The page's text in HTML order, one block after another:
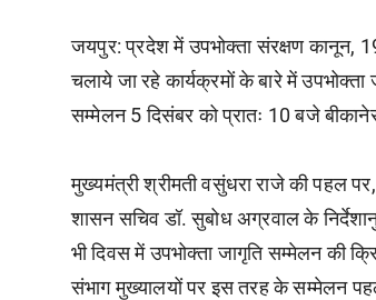
जयपुर:प्रदेश में उपभोक्ता संरक्षण कानून,
चलाये जा रहे कार्यक्रमों के बारे में
सम्मेलन 5 दिसंबर को प्रातः 10 बजे
मुख्यमंत्री श्रीमती वसुंधरा राजे की पहल पर,
शासन सचिव डॉ. सुबोध अग्रवाल के
भी दिवस में उपभोक्ता जागृति सम्मेलन की
संभाग मुख्यालयों पर इस तरह के सम्मेलन